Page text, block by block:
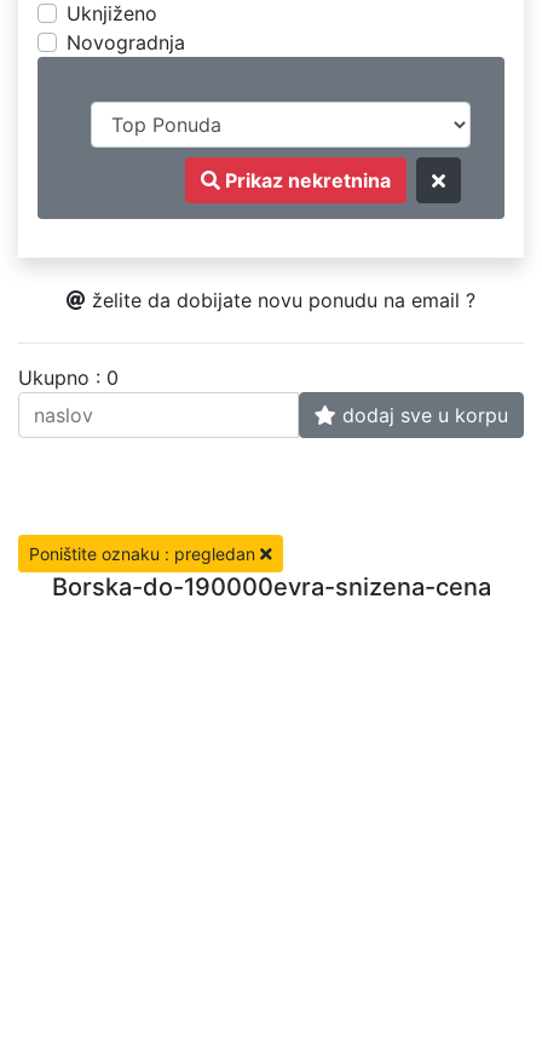
Uknjiženo
Novogradnja
Prikaz nekretnina
želite da dobijate novu ponudu na email ?
Ukupno : 0
dodaj sve u korpu
Poništite oznaku : pregledan
Borska-do-190000evra-snizena-cena